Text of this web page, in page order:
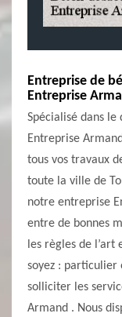
Entreprise de
Entreprise
Spécialisé dans
Entreprise
tous vos travaux
toute la ville de
notre entreprise
entre de bonnes
les règles de
soyez : particulier
solliciter les
Armand . Nous